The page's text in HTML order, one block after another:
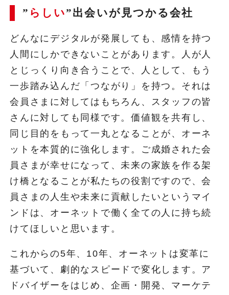
” らしい”出会いが見つかる会社
どんなにデジタルが発展しても、感情を持つ
人間にしかできないことがあります。人が人
とじっくり向き合うことで、人として、もう
一歩踏み込んだ「つながり」を持つ。それは
会員さまに対してはもちろん、スタッフの皆
さんに対しても同様です。価値観を共有し、
同じ目的をもって一丸となることが、オーネ
ットを本質的に強化します。ご成婚された会
員さまが幸せになって、未来の家族を作る架
け橋となることが私たちの役割ですので、会
員さまの人生や未来に貢献したいというマイ
ンドは、オーネットで働く全ての人に持ち続
けてほしいと思います。
これからの5年、10年、オーネットは変革に
基づいて、劇的なスピードで変化します。ア
ドバイザーをはじめ、企画・開発、マーケテ